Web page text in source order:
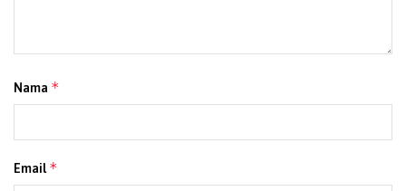
di atas tempat tidur. Saksi selanjutnya melaporkan
Nama *
Email*